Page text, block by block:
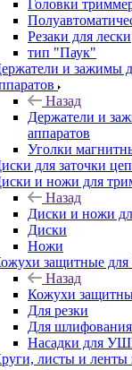
Головки
Резаки для лески
тип "Паук"
и зажимы
Назад
Держатели и
аппаратов
Уголки
для заточки
и ножи для
Назад
Диски и ножи
Диски
Ножи
защитные
Назад
Кожухи
Для резки
Для шлифования
Насадки для
листы и